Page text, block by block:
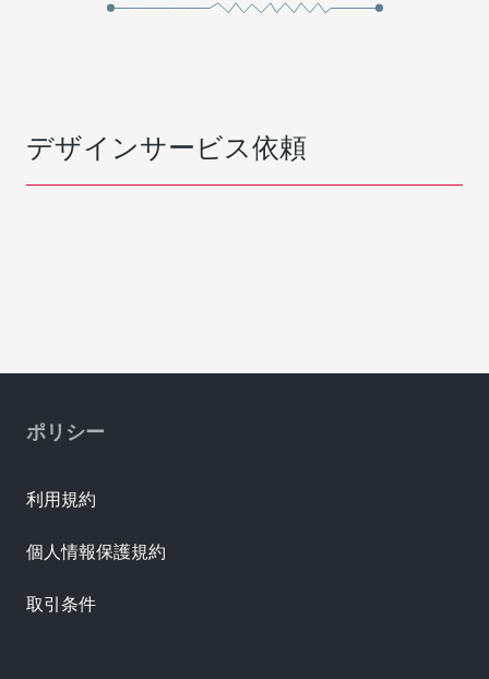
デザインサービス依頼
ポリシー
利用規約
個人情報保護規約
取引条件